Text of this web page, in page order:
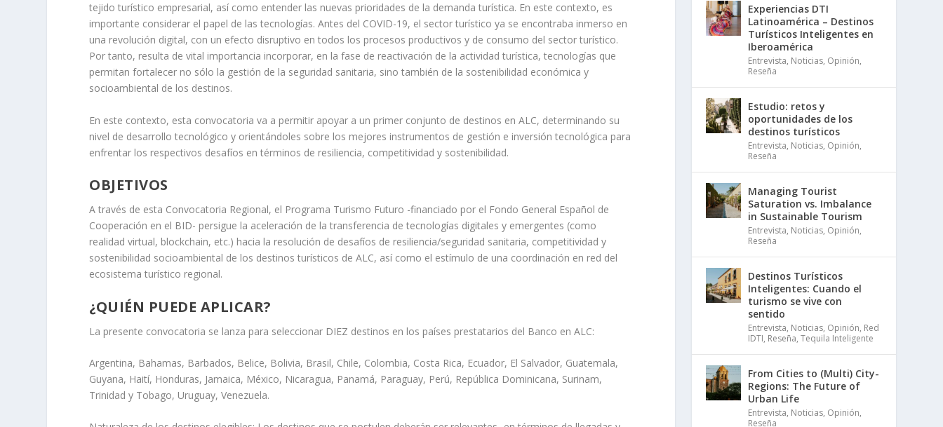
tejido turístico empresarial, así como entender las nuevas prioridades de la demanda turística. En este contexto, es
importante considerar el papel de las tecnologías. Antes del COVID-19, el sector turístico ya se encontraba inmerso en
una revolución digital, con un efecto disruptivo en todos los procesos productivos y de consumo del sector turístico.
Por tanto, resulta de vital importancia incorporar, en la fase de reactivación de la actividad turística, tecnologías que
permitan fortalecer no sólo la gestión de la seguridad sanitaria, sino también de la sostenibilidad económica y
socioambiental de los destinos.
En este contexto, esta convocatoria va a permitir apoyar a un primer conjunto de destinos en ALC, determinando su
nivel de desarrollo tecnológico y orientándoles sobre los mejores instrumentos de gestión e inversión tecnológica para
enfrentar los respectivos desafíos en términos de resiliencia, competitividad y sostenibilidad.
OBJETIVOS
A través de esta Convocatoria Regional, el Programa Turismo Futuro -financiado por el Fondo General Español de
Cooperación en el BID- persigue la aceleración de la transferencia de tecnologías digitales y emergentes (como
realidad virtual, blockchain, etc.) hacia la resolución de desafíos de resiliencia/seguridad sanitaria, competitividad y
sostenibilidad socioambiental de los destinos turísticos de ALC, así como el estímulo de una coordinación en red del
ecosistema turístico regional.
¿QUIÉN PUEDE APLICAR?
La presente convocatoria se lanza para seleccionar DIEZ destinos en los países prestatarios del Banco en ALC:
Argentina, Bahamas, Barbados, Belice, Bolivia, Brasil, Chile, Colombia, Costa Rica, Ecuador, El Salvador, Guatemala,
Guyana, Haití, Honduras, Jamaica, México, Nicaragua, Panamá, Paraguay, Perú, República Dominicana, Surinam,
Trinidad y Tobago, Uruguay, Venezuela.
Experiencias DTI
Latinoamérica – Destinos
Turísticos Inteligentes en
Iberoamérica
Entrevista, Noticias, Opinión,
Reseña
Estudio: retos y
oportunidades de los
destinos turísticos
Entrevista, Noticias, Opinión,
Reseña
Managing Tourist
Saturation vs. Imbalance
in Sustainable Tourism
Entrevista, Noticias, Opinión,
Reseña
Destinos Turísticos
Inteligentes: Cuando el
turismo se vive con
sentido
Entrevista, Noticias, Opinión, Red
IDTI, Reseña,Tequila Inteligente
From Cities to (Multi) City-
Regions: The Future of
Urban Life
Entrevista, Noticias, Opinión,
Reseña